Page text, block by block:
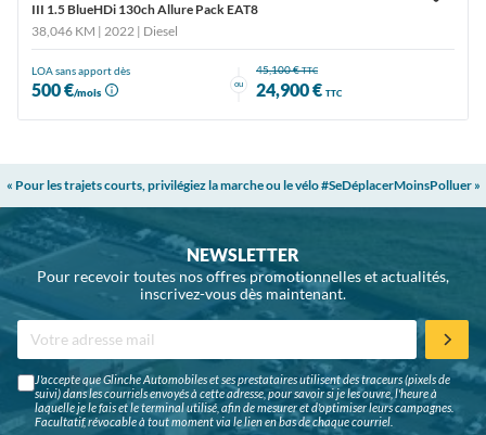
III 1.5 BlueHDi 130ch Allure Pack EAT8
38,046 KM | 2022 | Diesel
LOA sans apport dès
500 €/mois
ou
45,100 €TTC
24,900 € TTC
« Pour les trajets courts, privilégiez la marche ou le vélo #SeDéplacerMoinsPolluer »
NEWSLETTER
Pour recevoir toutes nos offres promotionnelles et actualités,
inscrivez-vous dès maintenant.
J'accepte que Glinche Automobiles et ses prestataires utilisent des traceurs (pixels de
suivi) dans les courriels envoyés à cette adresse, pour savoir si je les ouvre, l'heure à
laquelle je le fais et le terminal utilisé, afin de mesurer et d'optimiser leurs campagnes.
Facultatif, révocable à tout moment via le lien en bas de chaque courriel.